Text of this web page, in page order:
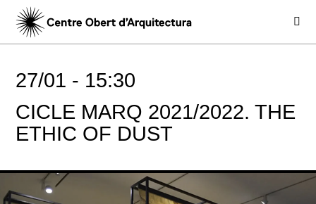
27/01 - 15:30
CICLE MARQ 2021/2022. THE
ETHIC OF DUST